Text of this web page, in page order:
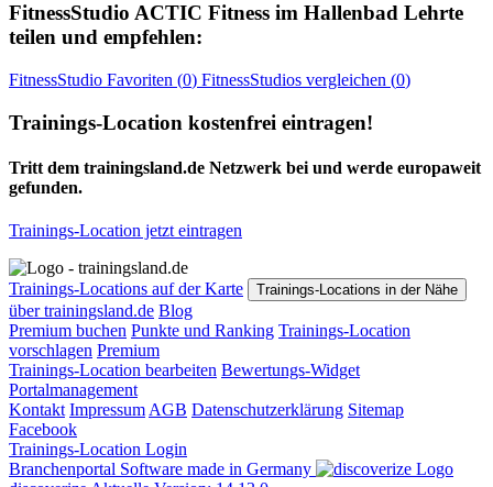
FitnessStudio ACTIC Fitness im Hallenbad Lehrte
teilen und empfehlen:
FitnessStudio Favoriten (0) FitnessStudios vergleichen (0)
Trainings-Location kostenfrei eintragen!
Tritt dem trainingsland.de Netzwerk bei und werde europaweit
gefunden.
Trainings-Location jetzt eintragen
Trainings-Locations auf der Karte Trainings-Locations in der Nähe
über trainingsland.de Blog
Premium buchen Punkte und Ranking Trainings-Location
vorschlagen Premium
Trainings-Location bearbeiten Bewertungs-Widget
Portalmanagement
Kontakt Impressum AGB Datenschutzerklärung Sitemap
Facebook
Trainings-Location Login
Branchenportal Software made in Germany